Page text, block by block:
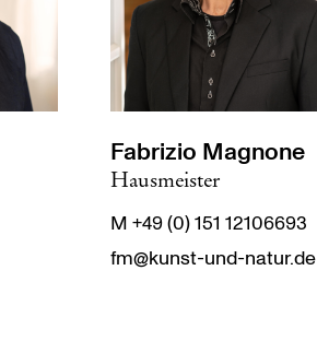
Fabrizio Magnone
Hausmeister
M +49 (0) 151 12106693
fm@kunst-und-natur.de